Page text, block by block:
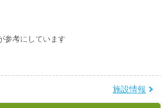
参考にしています
施設情報